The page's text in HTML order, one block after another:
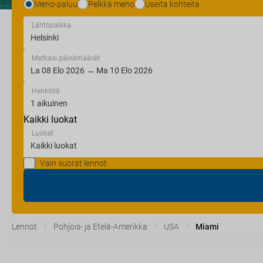
Meno-paluu Pelkkä meno Useita kohteita
Lähtöpaikka
Matkasi päivämäärät
Henkilöä
Kaikki luokat
Luokat
Vain suorat lennot
Lennot Pohjois- ja Etelä-Amerikka USA Miami